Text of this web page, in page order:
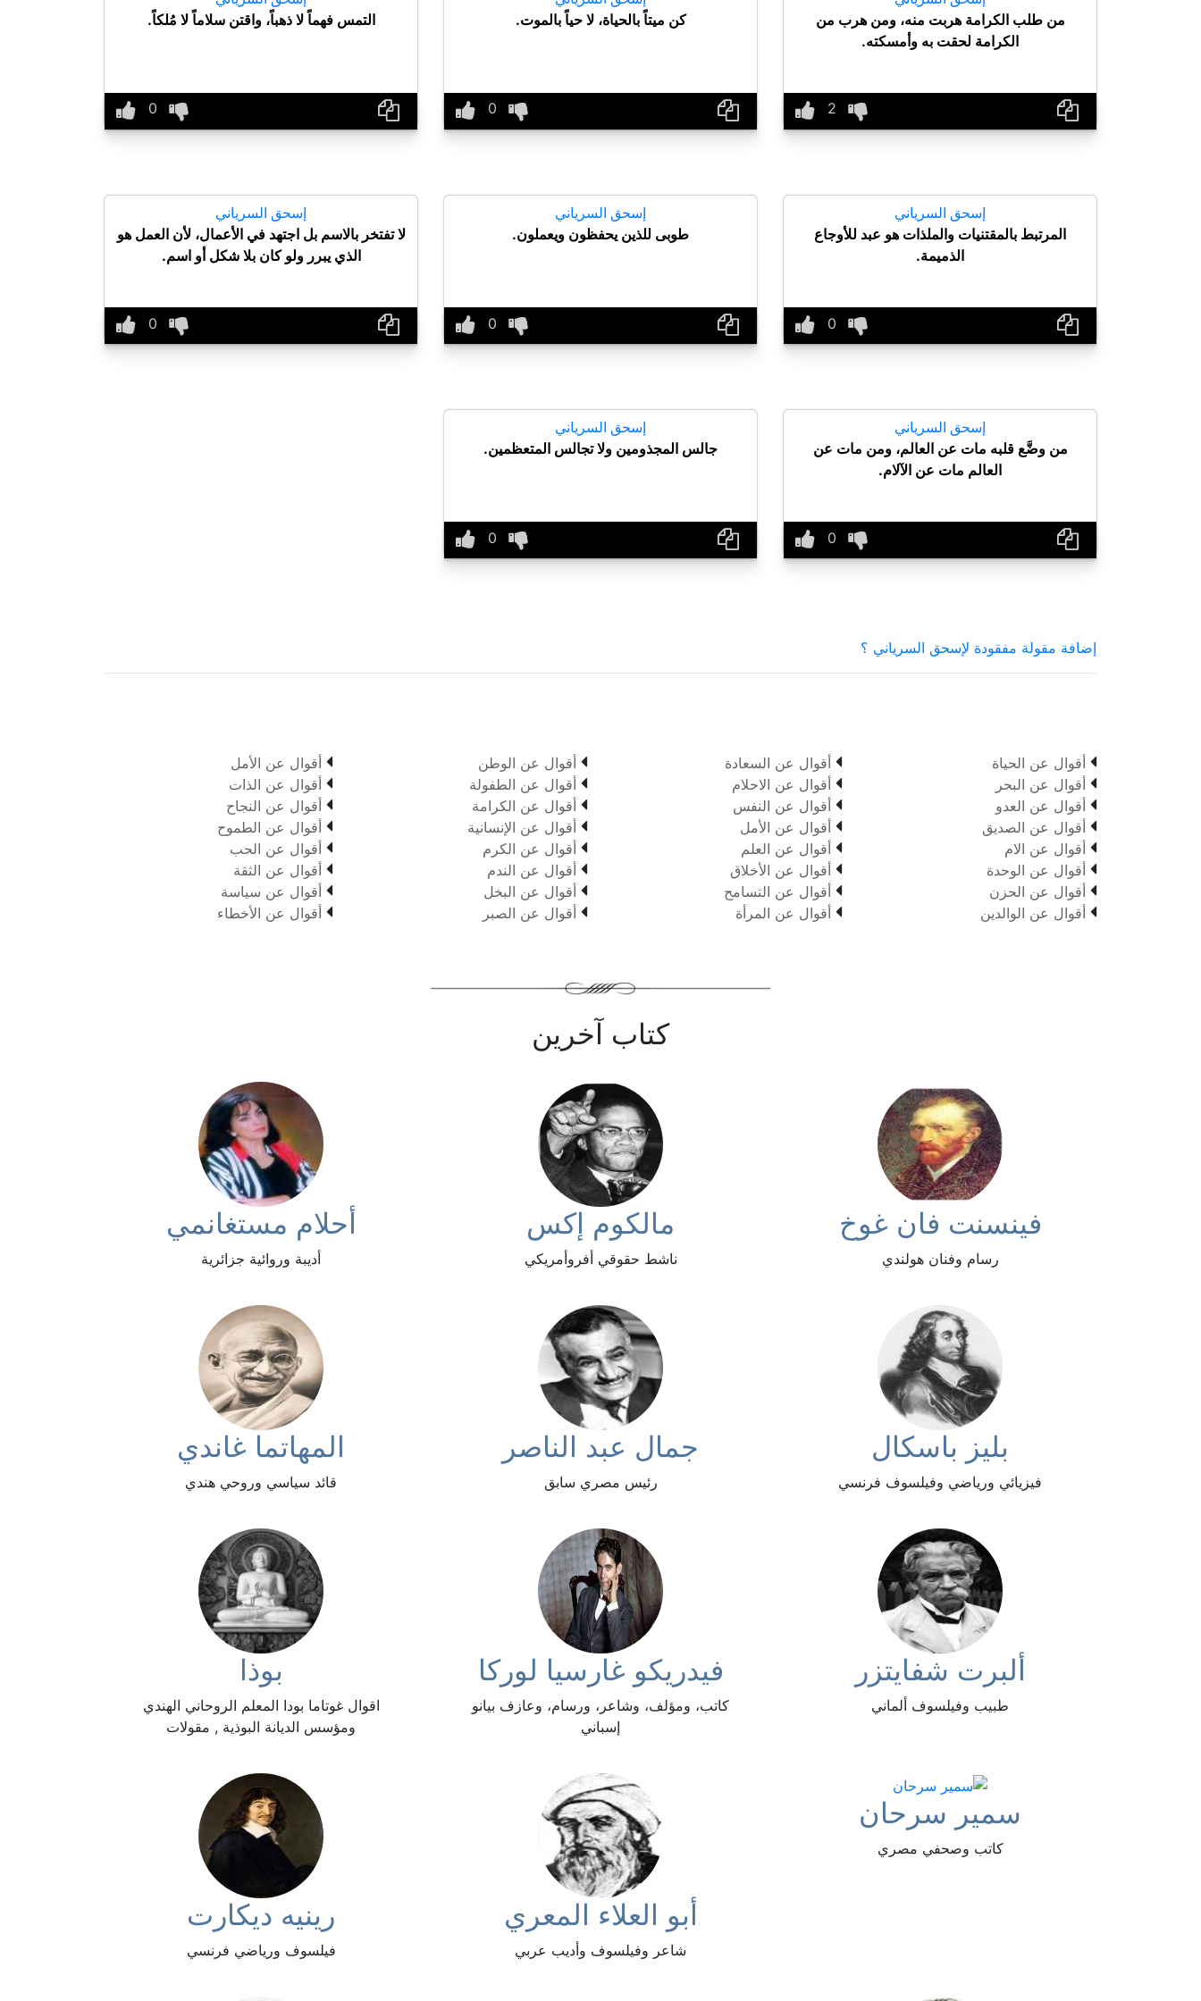
من طلب الكرامة هربت منه، ومن هرب من
الكرامة لحقت به وأمسكته.
كن ميتاً بالحياة، لا حياً بالموت.
التمس فهماً لا ذهباً، واقتن سلاماً لا مُلكاً.
إسحق السرياني
المرتبط بالمقتنيات والملذات هو عبد للأوجاع
الذميمة.
إسحق السرياني
طوبى للذين يحفظون ويعملون.
إسحق السرياني
لا تفتخر بالاسم بل اجتهد في الأعمال، لأن العمل هو
الذي يبرر ولو كان بلا شكل أو اسم.
إسحق السرياني
من وضَّع قلبه مات عن العالم، ومن مات عن
العالم مات عن الآلام.
إسحق السرياني
جالس المجذومين ولا تجالس المتعظمين.
إضافة مقولة مفقودة لإسحق السرياني ؟
 أقوال عن الحياة
 أقوال عن البحر
 أقوال عن العدو
 أقوال عن الصديق
 أقوال عن الام
 أقوال عن الوحدة
 أقوال عن الحزن
 أقوال عن الوالدين
 أقوال عن السعادة
 أقوال عن الاحلام
 أقوال عن النفس
 أقوال عن الأمل
 أقوال عن العلم
 أقوال عن الأخلاق
 أقوال عن التسامح
 أقوال عن المرأة
 أقوال عن الوطن
 أقوال عن الطفولة
 أقوال عن الكرامة
 أقوال عن الإنسانية
 أقوال عن الكرم
 أقوال عن الندم
 أقوال عن البخل
 أقوال عن الصبر
 أقوال عن الأمل
 أقوال عن الذات
 أقوال عن النجاح
 أقوال عن الطموح
 أقوال عن الحب
 أقوال عن الثقة
 أقوال عن سياسة
 أقوال عن الأخطاء
كتاب آخرين
فينسنت فان غوخ
رسام وفنان هولندي
مالكوم إكس
ناشط حقوقي أفروأمريكي
أحلام مستغانمي
أديبة وروائية جزائرية
بليز باسكال
فيزيائي ورياضي وفيلسوف فرنسي
جمال عبد الناصر
رئيس مصري سابق
المهاتما غاندي
قائد سياسي وروحي هندي
ألبرت شفايتزر
طبيب وفيلسوف ألماني
فيدريكو غارسيا لوركا
كاتب، ومؤلف، وشاعر، ورسام، وعازف بيانو
إسباني
بوذا
اقوال غوتاما بودا المعلم الروحاني الهندي
ومؤسس الديانة البوذية , مقولات
سمير سرحان
كاتب وصحفي مصري
أبو العلاء المعري
شاعر وفيلسوف وأديب عربي
رينيه ديكارت
فيلسوف ورياضي فرنسي